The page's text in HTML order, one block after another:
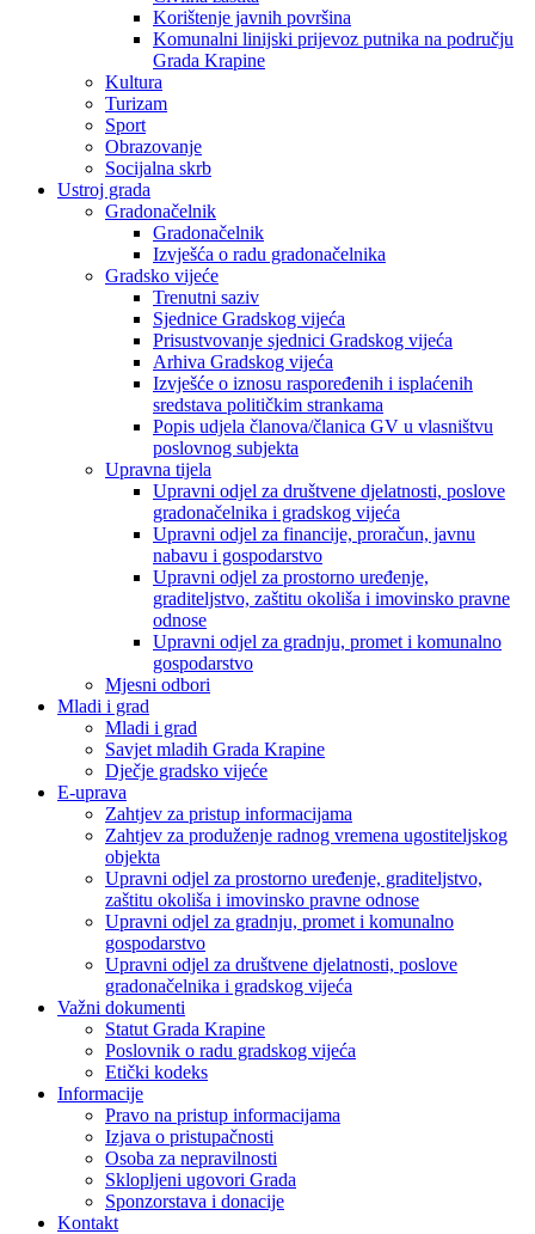
Korištenje javnih površina
Komunalni linijski prijevoz putnika na području
Grada Krapine
Kultura
Turizam
Sport
Obrazovanje
Socijalna skrb
Ustroj grada
Gradonačelnik
Gradonačelnik
Izvješća o radu gradonačelnika
Gradsko vijeće
Trenutni saziv
Sjednice Gradskog vijeća
Prisustvovanje sjednici Gradskog vijeća
Arhiva Gradskog vijeća
Izvješće o iznosu raspoređenih i isplaćenih
sredstava političkim strankama
Popis udjela članova/članica GV u vlasništvu
poslovnog subjekta
Upravna tijela
Upravni odjel za društvene djelatnosti, poslove
gradonačelnika i gradskog vijeća
Upravni odjel za financije, proračun, javnu
nabavu i gospodarstvo
Upravni odjel za prostorno uređenje,
graditeljstvo, zaštitu okoliša i imovinsko pravne
odnose
Upravni odjel za gradnju, promet i komunalno
gospodarstvo
Mjesni odbori
Mladi i grad
Mladi i grad
Savjet mladih Grada Krapine
Dječje gradsko vijeće
E-uprava
Zahtjev za pristup informacijama
Zahtjev za produženje radnog vremena ugostiteljskog
objekta
Upravni odjel za prostorno uređenje, graditeljstvo,
zaštitu okoliša i imovinsko pravne odnose
Upravni odjel za gradnju, promet i komunalno
gospodarstvo
Upravni odjel za društvene djelatnosti, poslove
gradonačelnika i gradskog vijeća
Važni dokumenti
Statut Grada Krapine
Poslovnik o radu gradskog vijeća
Etički kodeks
Informacije
Pravo na pristup informacijama
Izjava o pristupačnosti
Osoba za nepravilnosti
Sklopljeni ugovori Grada
Sponzorstava i donacije
Kontakt